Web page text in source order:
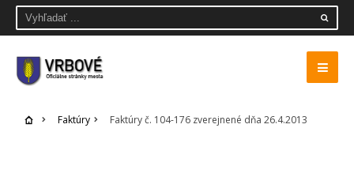
Faktúry Faktúry č. 104-176 zverejnené dňa 26.4.2013